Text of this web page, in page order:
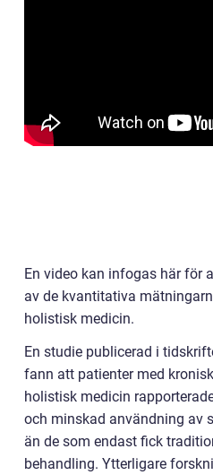
En video kan infogas här för
av de kvantitativa
holistisk medicin.
En studie publicerad i
fann att patienter med
holistisk medicin
och minskad användning av
än de som endast fick
behandling. Ytterligare